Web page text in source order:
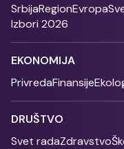
SrbijaRegionEvropa
Izbori 2026
EKONOMIJA
PrivredaFinansije
DRUŠTVO
Svet radaZdravstvo